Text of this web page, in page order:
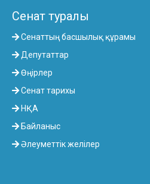
Сенат туралы
Сенаттың басшылық құрамы
Депутаттар
Өңірлер
Сенат тарихы
НҚА
Байланыс
Әлеуметтік желілер